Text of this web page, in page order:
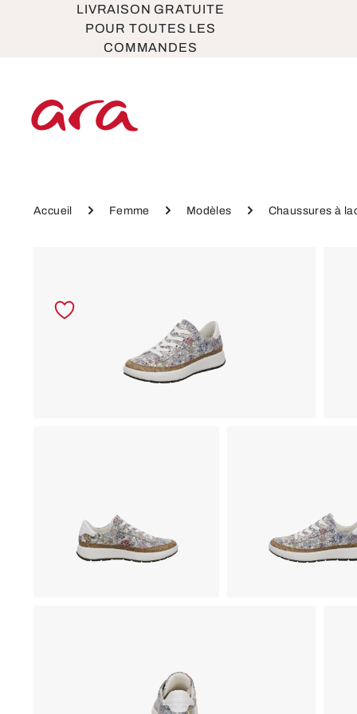
au contenu principal
Passer à la navigation principale
LIVRAISON GRATUITE
POUR TOUTES LES
COMMANDES
Accueil Femme Modèles Chaussures à